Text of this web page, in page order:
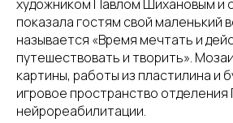
художником Павлом Шихановым и
показала гостям свой маленький
называется «Время мечтать и
путешествовать и творить».
картины, работы из пластилина и
игровое пространство отделения
нейрореабилитации.